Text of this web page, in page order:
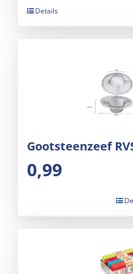
Details
Gootsteenzeef
0,99